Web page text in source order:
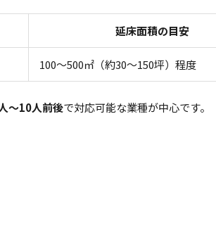
延床面積の目安
100～500㎡（約30～150坪）程度
～10人前後で対応可能な業種が中心です。